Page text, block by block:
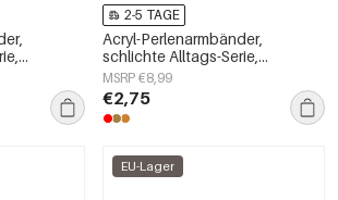
2-5 TAGE
Acryl-Perlenarmbänder,
schlichte Alltags-Serie,
Damenschmuck
MSRP €8,99
€2,75
EU-Lager